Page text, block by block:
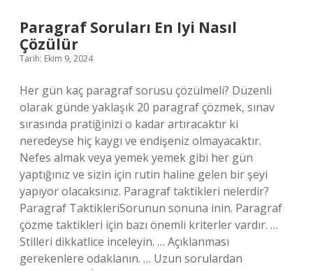
Paragraf Soruları En Iyi Nasıl
Çözülür
Tarih: Ekim 9, 2024
Her gün kaç paragraf sorusu çözülmeli? Düzenli
olarak günde yaklaşık 20 paragraf çözmek, sınav
sırasında pratiğinizi o kadar artıracaktır ki
neredeyse hiç kaygı ve endişeniz olmayacaktır.
Nefes almak veya yemek yemek gibi her gün
yaptığınız ve sizin için rutin haline gelen bir şeyi
yapıyor olacaksınız. Paragraf taktikleri nelerdir?
Paragraf TaktikleriSorunun sonuna inin. Paragraf
çözme taktikleri için bazı önemli kriterler vardır. …
Stilleri dikkatlice inceleyin. … Açıklanması
gerekenlere odaklanın. … Uzun sorulardan